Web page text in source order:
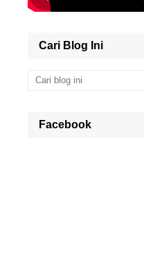
Cari Blog Ini
Facebook